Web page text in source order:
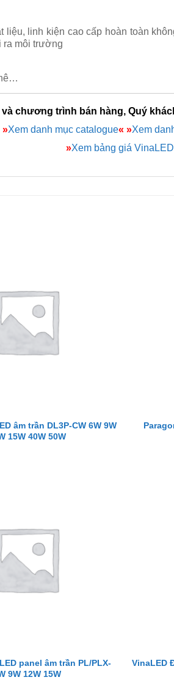
linh kiện cao cấp hoàn toàn
ra môi trường
chương trình bán hàng, Quý
»Xem danh mục catalogue« »Xem
»Xem bảng giá VinaLED
âm trần DL3P-CW 6W 9W
15W 40W 50W
panel âm trần PL/PLX-
9W 12W 15W
VinaLED